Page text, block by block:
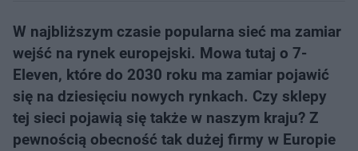
W najbliższym czasie popularna sieć ma zamiar
wejść na rynek europejski. Mowa tutaj o 7-
Eleven, które do 2030 roku ma zamiar pojawić
się na dziesięciu nowych rynkach. Czy sklepy
tej sieci pojawią się także w naszym kraju? Z
pewnością obecność tak dużej firmy w Europie